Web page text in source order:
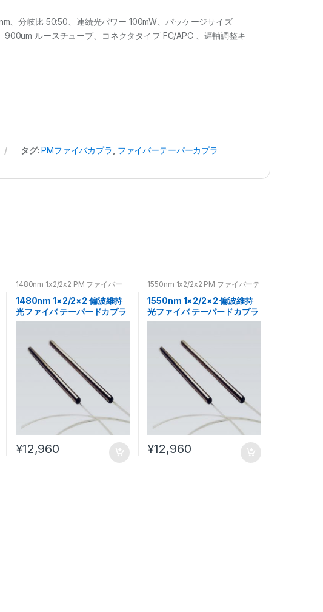
、分岐比 50:50、連続光パワー 100mW、パッケージサイズ
ルースチューブ、コネクタタイプ FC/APC 、遅軸調整キ
タグ:PMファイバカプラ ファイバーテーパーカプラ
1480nm 1x2/2x2 PM ファイバー
1480nm 1×2/2×2 偏波維持
光ファイバ テーパードカプラ
PMファイバカプラ
¥12,960
1550nm 1x2/2x2 PM ファイバーテ
1550nm 1×2/2×2 偏波維持
光ファイバ テーパードカプラ
PMファイバカプラ
¥12,960